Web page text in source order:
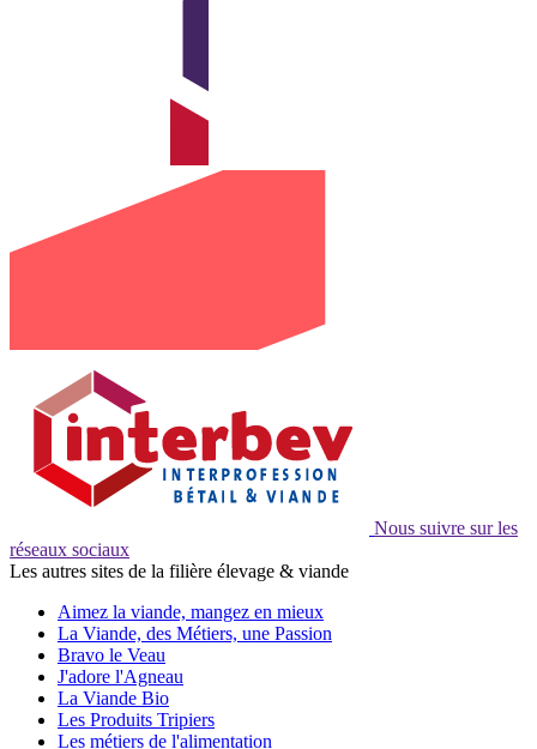
Nous suivre sur les
réseaux sociaux
Les autres sites de la filière élevage & viande
Aimez la viande, mangez en mieux
La Viande, des Métiers, une Passion
Bravo le Veau
J'adore l'Agneau
La Viande Bio
Les Produits Tripiers
Les métiers de l'alimentation